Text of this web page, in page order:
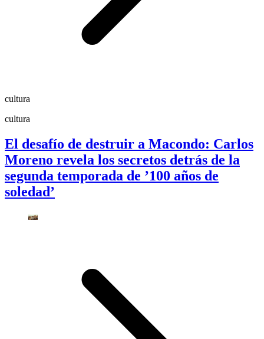
cultura
cultura
El desafío de destruir a Macondo: Carlos
Moreno revela los secretos detrás de la
segunda temporada de ’100 años de
soledad’